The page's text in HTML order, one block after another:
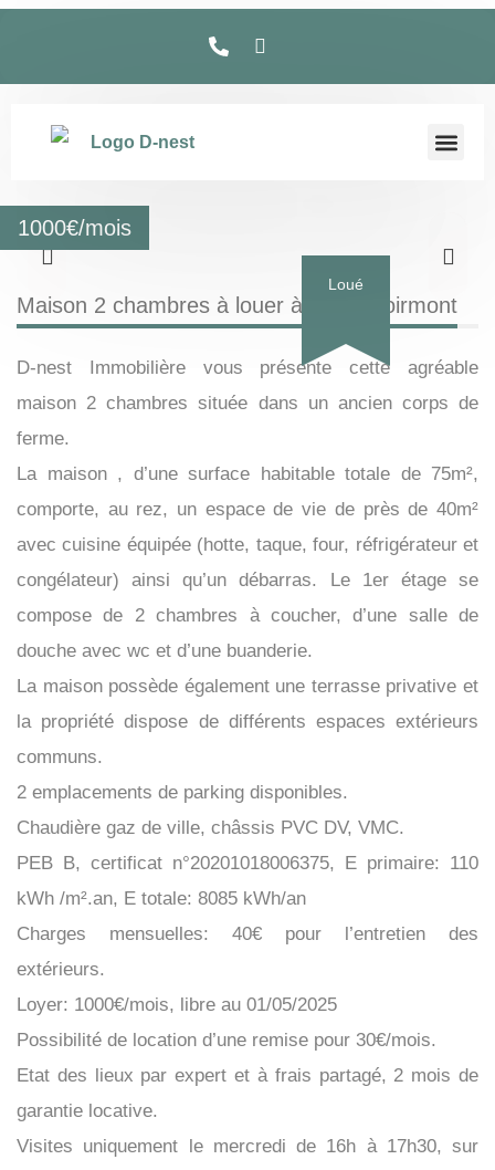
Loué
1000€/mois
Maison 2 chambres à louer à Cortil-Noirmont
D-nest Immobilière vous présente cette agréable
maison 2 chambres située dans un ancien corps de
ferme.
La maison , d’une surface habitable totale de 75m²,
comporte, au rez, un espace de vie de près de 40m²
avec cuisine équipée (hotte, taque, four, réfrigérateur et
congélateur) ainsi qu’un débarras. Le 1er étage se
compose de 2 chambres à coucher, d’une salle de
douche avec wc et d’une buanderie.
La maison possède également une terrasse privative et
la propriété dispose de différents espaces extérieurs
communs.
2 emplacements de parking disponibles.
Chaudière gaz de ville, châssis PVC DV, VMC.
PEB B, certificat n°20201018006375, E primaire: 110
kWh /m².an, E totale: 8085 kWh/an
Charges mensuelles: 40€ pour l’entretien des
extérieurs.
Loyer: 1000€/mois, libre au 01/05/2025
Possibilité de location d’une remise pour 30€/mois.
Etat des lieux par expert et à frais partagé, 2 mois de
garantie locative.
Visites uniquement le mercredi de 16h à 17h30, sur